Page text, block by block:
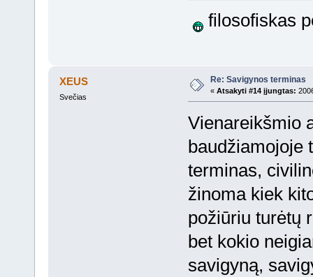
filosofiskas
XEUS
Svečias
Re: Savigynos terminas
« Atsakyti #14 įjungtas:
Vienareikšmio
baudžiamojoje
terminas,
žinoma kiek
požiūriu turėtų
bet kokio
savigyną,